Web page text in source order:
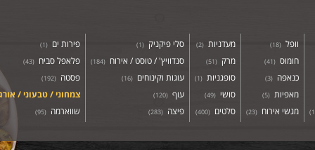
)
וופל (
18
)
חומוס (
41
)
כנאפה (
3
)
מאפיות (
5
)
מגשי אירוח (
23
)
מעדניות (
2
)
מרק (
51
)
סופגניות (
1
)
סושי (
49
)
סלטים (
400
)
סלי פיקניק (
1
)
סנדוויץ' / טוסט / אירוח (
184
)
עוגות וקינוחים (
16
)
עוף (
120
)
פיצה (
283
)
פירות ים (
1
)
פלאפל סביח (
43
)
פסטה (
192
)
צמחוני / טבעוני /
שווארמה (
95
)